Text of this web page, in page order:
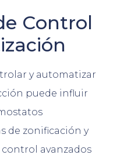
Control
y automatizar
puede influir
de zonificación y
avanzados